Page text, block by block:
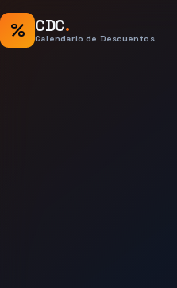
% CDC.
Calendario de Descuentos